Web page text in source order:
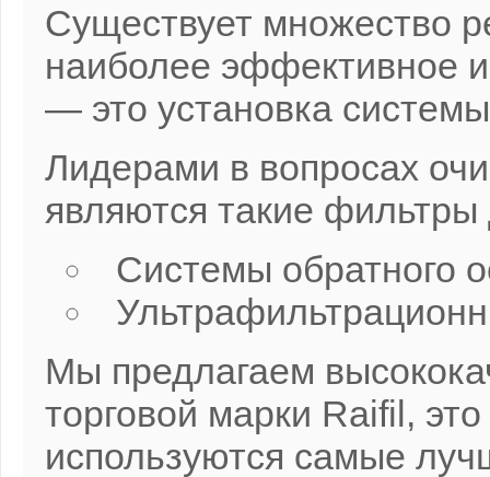
Существует множество
наиболее эффективное
— это установка
Лидерами в вопросах
являются такие
Системы обратного
Мы предлагаем
торговой марки Raifil,
используются самые